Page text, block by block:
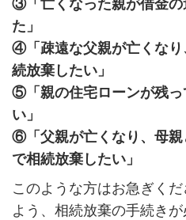
③「亡くなった親が借金の
た」
④「疎遠な父親が亡くなり
続放棄したい」
⑤「親の住宅ローンが残っ
い」
⑥「父親が亡くなり、母
で相続放棄したい」
このような方はお急ぎく
よう、相続放棄の手続きが